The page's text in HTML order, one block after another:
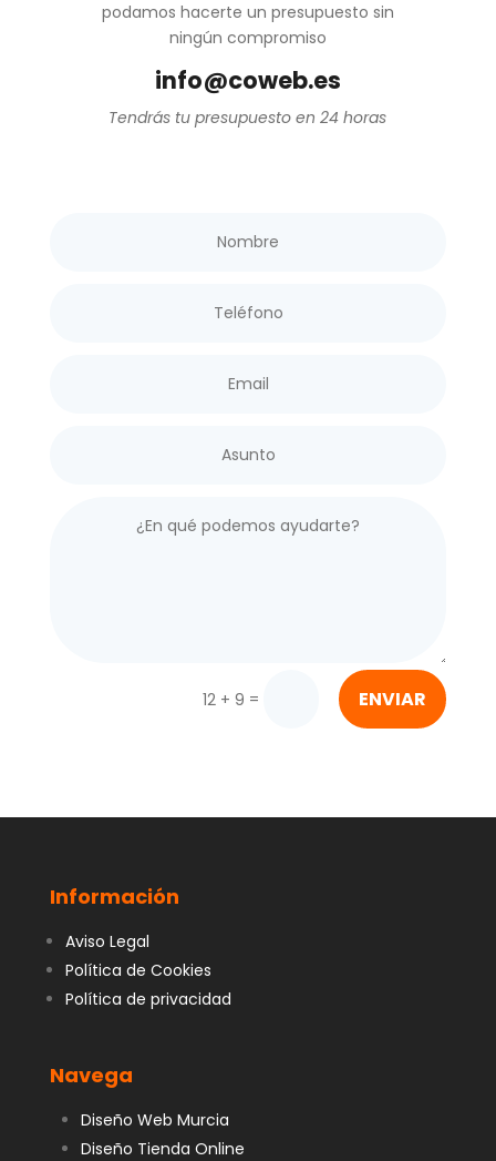
podamos hacerte un presupuesto sin
ningún compromiso
info@coweb.es
Tendrás tu presupuesto en 24 horas
12 + 9 = ENVIAR
Información
Aviso Legal
Política de Cookies
Política de privacidad
Navega
Diseño Web Murcia
Diseño Tienda Online